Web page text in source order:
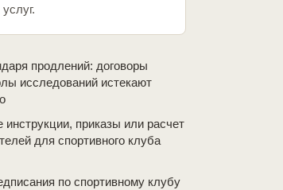
продлений: договоры
исследований истекают
инструкции, приказы или расчет
для спортивного клуба
по спортивному клубу